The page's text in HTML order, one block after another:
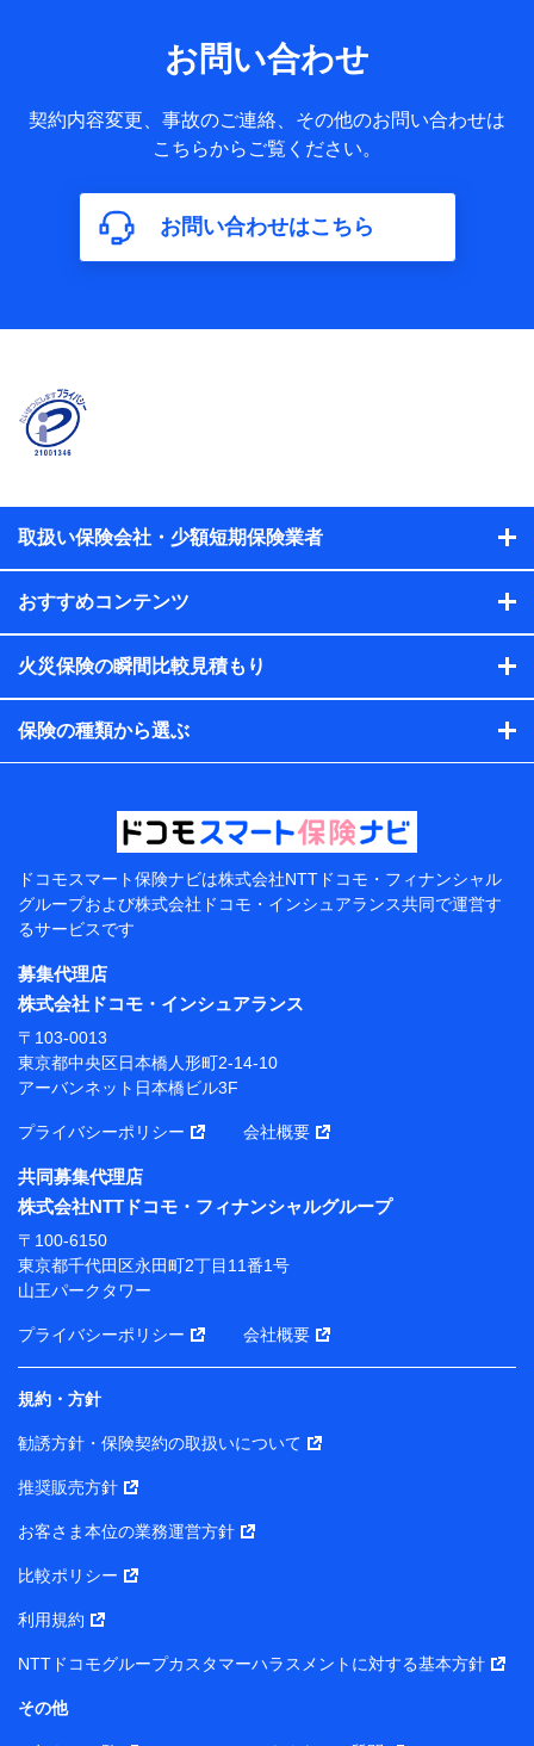
送信履歴などの情報）が含まれます。
約に関する情報。例として、保険契約者及び被保険者の氏
名、住所、生年月日、性別、保険契約者と被保険者の関係、
保険加入の目的、保険商品の内容、保険料、保険料のお支払
年数などの情報、ペットの種類や年齢などの情報などが含ま
れます。
【共同して利用する者の範囲】
株式会社NTTドコモ
当社又は株式会社NTTドコモが提供する保険関連サービスに
おけるユーザ登録受付および管理のため
当社又は株式会社NTTドコモと取引のあるもしくは委託を受
れらに付帯、関連する当社、株式会社NTTドコモおよび提携
会社のサービスを案内、提供するため
析して、お客さまの趣味・嗜好・傾向に応じたサービス・商
各種セミナーの開催のため
コンサルティングサービスの実施のため
アンケートやキャンペーン等の実施のため
上記に係る案内・手続き・管理等付帯業務を行うため
当該個人データを取り扱う各共同利用者（詳細は次のと
東京都千代田区永田町2丁目11番1号 山王パークタワー
株式会社NTTドコモ 代表取締役社長 前田 義晃
東京都中央区日本橋人形町2-14-10 アーバンネット日
本橋ビル 3F
長 吉村 忠義
※ 当社および株式会社NTTドコモは、お客さまの情報
ソナルデータ憲章」に定める行動原則を順守します 。
※ パーソナルデータダッシュボードの「第三者提供の
管理」の設定状態にかかわらず、共同利用する場合があ
ります。
※ dポイントクラブ会員ではないお客さま（2019年12
月11日以降、一度もdポイントクラブ会員であったこと
がないお客さまに限る）に関する、2019年12月10日以
前に取得した個人データは、こちら の利用目的の範囲内
当社は株式会社NTTドコモ・フィナンシャルグループ
との間で、以下のとおり個人データを共同利用しま
す。
【共同して利用される利用データの項目】
当社または株式会社NTTドコモ・フィナンシャルグルー
の個人データ
基本情報
性、連絡先、dポイントサービスのご利用に関する情報。例
所、dポイント残高、dポイント利用履歴などが含まれます。
お問い合わせ
契約内容変更、事故のご連絡、その他のお問い合わせは
こちらからご覧ください。
お問い合わせはこちら
取扱い保険会社・少額短期保険業者
おすすめコンテンツ
火災保険の瞬間比較見積もり
保険の種類から選ぶ
ドコモスマート保険ナビは株式会社NTTドコモ・フィナンシャル
グループおよび株式会社ドコモ・インシュアランス共同で運営す
るサービスです
募集代理店
株式会社ドコモ・インシュアランス
〒103-0013
東京都中央区日本橋人形町2-14-10
アーバンネット日本橋ビル3F
プライバシーポリシー 会社概要
共同募集代理店
株式会社NTTドコモ・フィナンシャルグループ
〒100-6150
東京都千代田区永田町2丁目11番1号
山王パークタワー
プライバシーポリシー 会社概要
規約・方針
勧誘方針・保険契約の取扱いについて
推奨販売方針
お客さま本位の業務運営方針
比較ポリシー
利用規約
NTTドコモグループカスタマーハラスメントに対する基本方針
その他